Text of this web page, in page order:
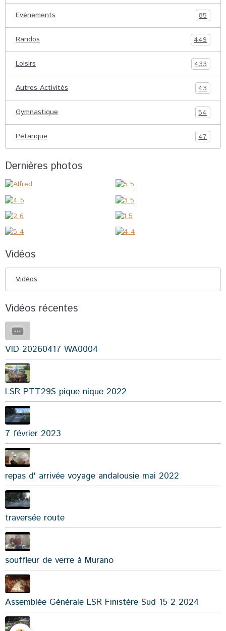
Evénements 85
Randos 449
Loisirs 433
Autres Activités 43
Gymnastique 54
Pétanque 47
Dernières photos
Vidéos
Vidéos
Vidéos récentes
VID 20260417 WA0004
LSR PTT29S pique nique 2022
7 février 2023
repas d' arrivée voyage andalousie mai 2022
traversée route
souffleur de verre à Murano
Assemblée Générale LSR Finistère Sud 15 2 2024